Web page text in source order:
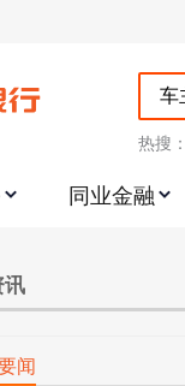
热搜：
同业金融
讯
闻